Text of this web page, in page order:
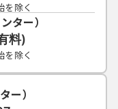
を除く
ター）
料)
を除く
ー）